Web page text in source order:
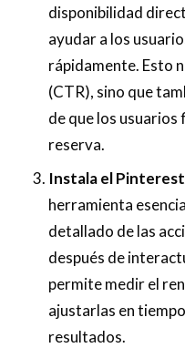
disponibilidad
ayudar a los
rápidamente. Esto
(CTR), sino que
de que los usuarios
reserva.
Instala el
herramienta
detallado de las
después de
permite medir el
ajustarlas en
resultados.